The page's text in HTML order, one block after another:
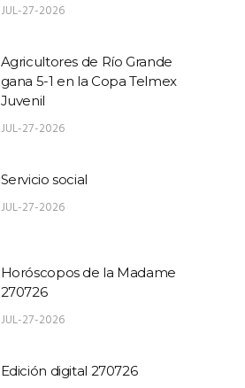
JUL-27-2026
Agricultores de Río Grande
gana 5-1 en la Copa Telmex
Juvenil
JUL-27-2026
Servicio social
JUL-27-2026
Horóscopos de la Madame
270726
JUL-27-2026
Edición digital 270726